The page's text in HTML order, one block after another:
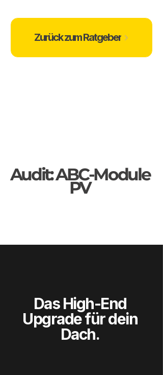
Zurück zum Ratgeber
Audit: ABC-Module
PV
Das High-End
Upgrade für dein
Dach.